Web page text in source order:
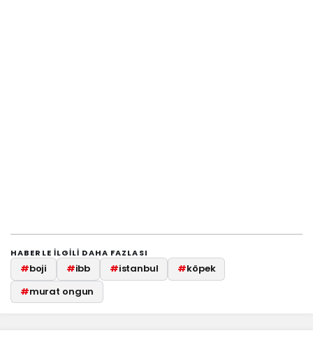
HABERLE ILGILI DAHA FAZLASI
#boji #ibb #istanbul #köpek
#murat ongun